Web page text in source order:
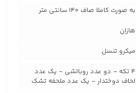
به صورت کاملا صاف 140 سانتی متر
هازان
میکرو تنسل
4 تکه – دو عدد روبالشی – یک عدد
لحاف دوختدار – یک عدد ملحفه تشک